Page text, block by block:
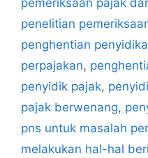
pemeriksaan pajak
penelitian
penghentian
perpajakan,
penyidik pajak,
pajak berwenang,
pns untuk masalah
melakukan hal-hal